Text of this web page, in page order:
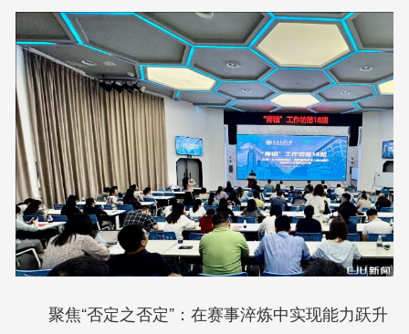
聚焦“否定之否定”：在赛事淬炼中实现能力跃升